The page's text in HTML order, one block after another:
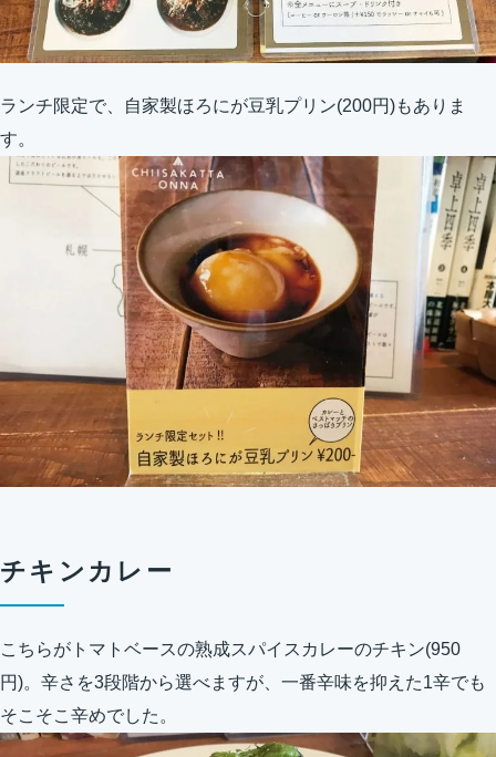
ランチ限定で、自家製ほろにが豆乳プリン(200円)もありま
す。
チキンカレー
こちらがトマトベースの熟成スパイスカレーのチキン(950
円)。辛さを3段階から選べますが、一番辛味を抑えた1辛でも
そこそこ辛めでした。